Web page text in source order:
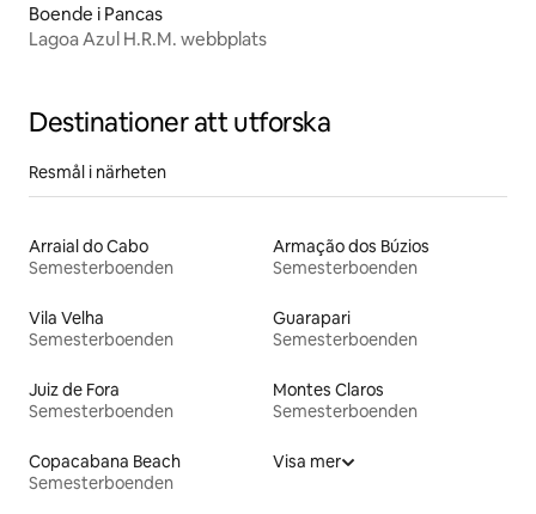
Boende i Pancas
Lagoa Azul H.R.M. webbplats
Destinationer att utforska
Resmål i närheten
Arraial do Cabo
Semesterboenden
Armação dos Búzios
Semesterboenden
Vila Velha
Semesterboenden
Guarapari
Semesterboenden
Juiz de Fora
Semesterboenden
Montes Claros
Semesterboenden
Copacabana Beach
Semesterboenden
Visa mer